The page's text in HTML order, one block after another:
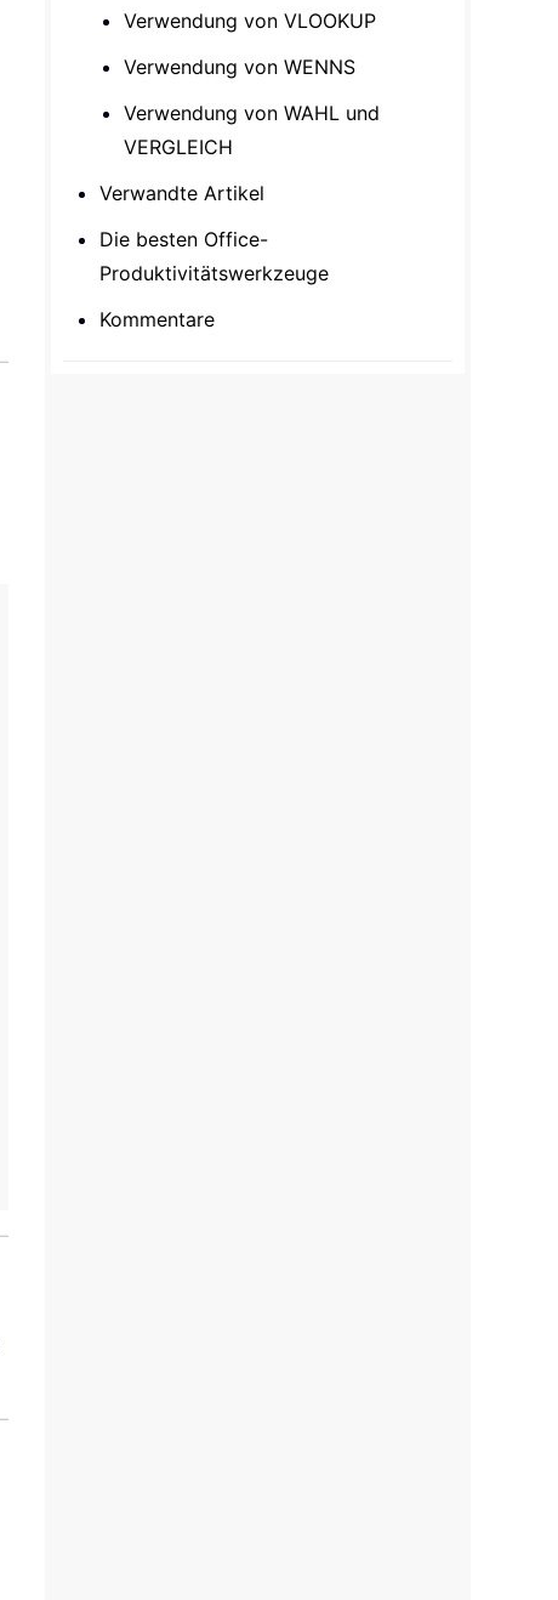
Verwendung von VLOOKUP
Verwendung von WENNS
Verwendung von WAHL und
VERGLEICH
Verwandte Artikel
Die besten Office-
Produktivitätswerkzeuge
Kommentare